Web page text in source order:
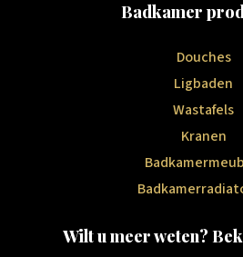
Badkamer
Douches
Ligbaden
Wastafels
Kranen
Wilt u meer weten?